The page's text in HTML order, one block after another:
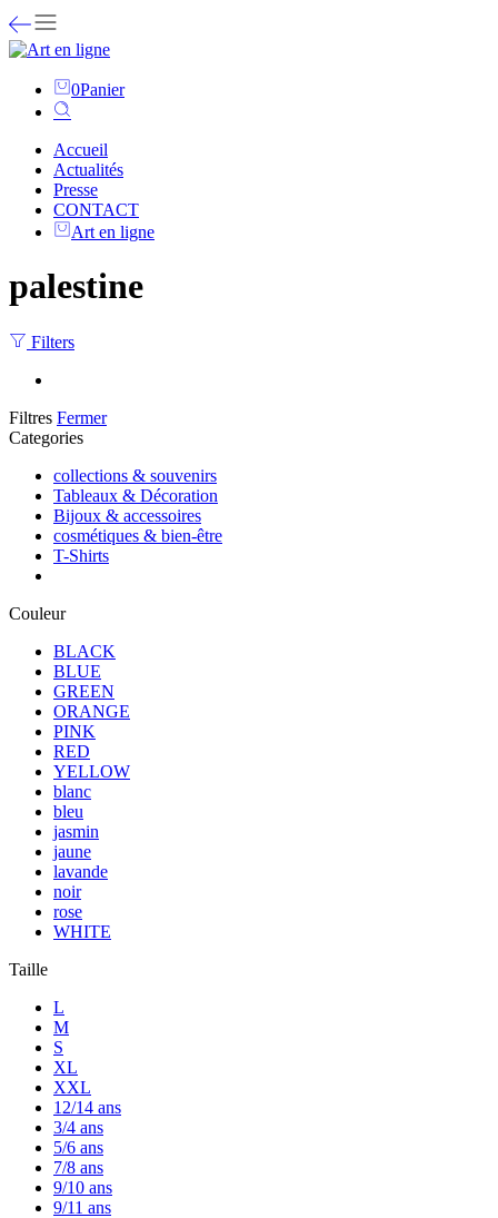
0Panier
Accueil
Actualités
Presse
CONTACT
Art en ligne
palestine
Filters
Filtres Fermer
Categories
collections & souvenirs
Tableaux & Décoration
Bijoux & accessoires
cosmétiques & bien-être
T-Shirts
Couleur
BLACK
BLUE
GREEN
ORANGE
PINK
RED
YELLOW
blanc
bleu
jasmin
jaune
lavande
noir
rose
WHITE
Taille
L
M
S
XL
XXL
12/14 ans
3/4 ans
5/6 ans
7/8 ans
9/10 ans
9/11 ans